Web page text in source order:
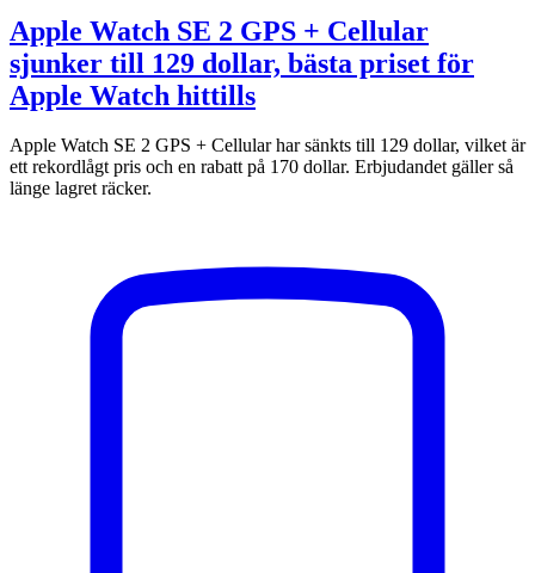
Apple Watch SE 2 GPS + Cellular
sjunker till 129 dollar, bästa priset för
Apple Watch hittills
Apple Watch SE 2 GPS + Cellular har sänkts till 129 dollar, vilket är
ett rekordlågt pris och en rabatt på 170 dollar. Erbjudandet gäller så
länge lagret räcker.